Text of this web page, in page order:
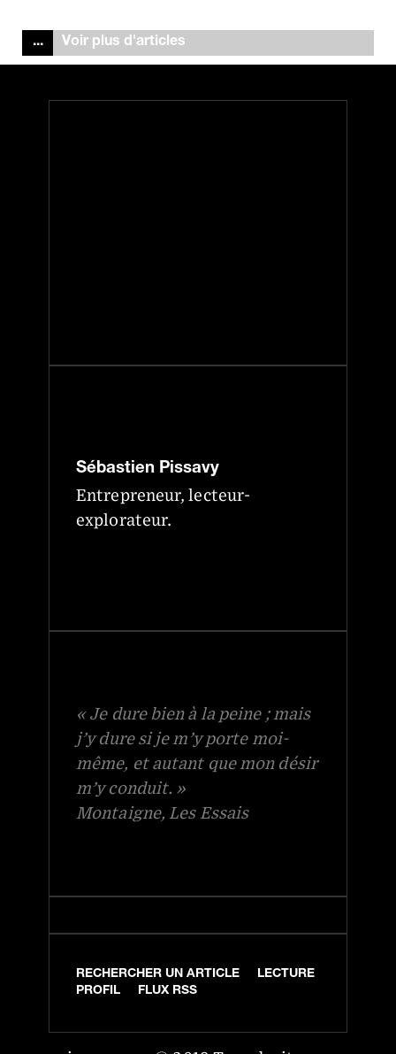
Voir plus d'articles
Sébastien Pissavy
Entrepreneur, lecteur-
explorateur.
« Je dure bien à la peine ; mais
j’y dure si je m’y porte moi-
même, et autant que mon désir
m’y conduit. »
Montaigne, Les Essais
RECHERCHER UN ARTICLE
LECTURE
PROFIL
FLUX RSS